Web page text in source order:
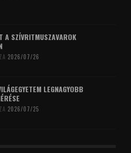
A SZÍVRITMUSZAVAROK
2026/07/26
LEGNAGYOBB
2026/07/25